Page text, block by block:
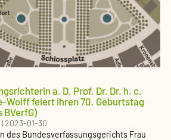
a. D. Prof. Dr. Dr. h. c.
Wolff feiert ihren 70. Geburtstag
BVerfG)
|2023-01-30
des Bundesverfassungsgerichts Frau